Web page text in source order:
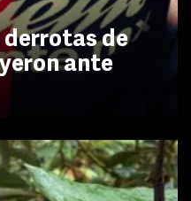
de
ante